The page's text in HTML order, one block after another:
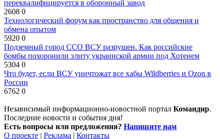
переквалифицируется в оборонный завод
2608 0
Технологический форум как пространство для общения и
обмена опытом
5920 0
Подземный город ССО ВСУ разрушен. Как российские
бомбы похоронили элиту украинской армии под Хотенем
5304 0
Что будет, если ВСУ уничтожат все хабы Wildberries и Ozon в
России
6762 0
Независимый информационно-новостной портал Командир.
Последние новости и события дня!
Есть вопросы или предложения? Напишите нам
О проекте | Реклама | Контакты